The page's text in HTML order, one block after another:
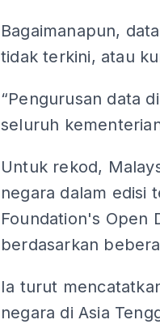
Bagaimanapun,
tidak terkini, atau
“Pengurusan data
seluruh
Untuk rekod,
negara dalam edisi
Foundation's Open
berdasarkan
Ia turut
negara di Asia